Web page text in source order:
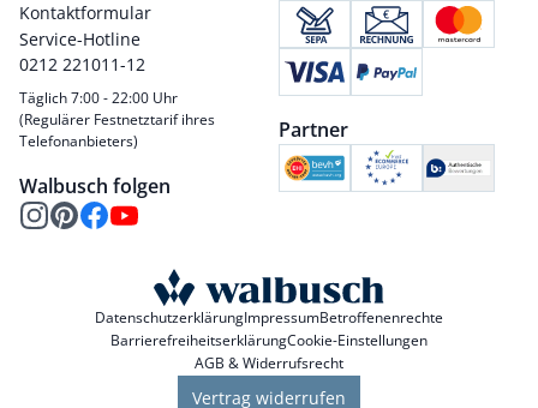
Kontaktformular
Service-Hotline
0212 221011-12
Täglich 7:00 - 22:00 Uhr
(Regulärer Festnetztarif ihres
Telefonanbieters)
Walbusch folgen
Partner
DatenschutzerklärungImpressumBetroffenenrechte
BarrierefreiheitserklärungCookie-Einstellungen
AGB & Widerrufsrecht
Vertrag widerrufen